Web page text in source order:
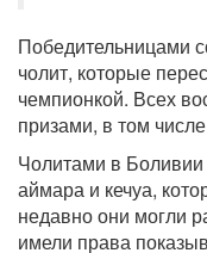
Победительницами
чолит, которые
чемпионкой. Всех
призами, в том
Чолитами в
аймара и кечуа,
недавно они могли
имели права